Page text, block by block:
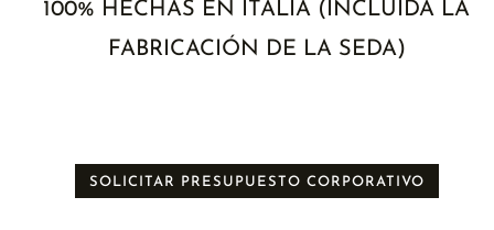
100% HECHAS EN ITALIA (INCLUIDA LA
FABRICACIÓN DE LA SEDA)
SOLICITAR PRESUPUESTO CORPORATIVO